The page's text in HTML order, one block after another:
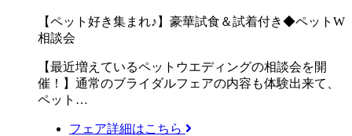
【ペット好き集まれ♪】豪華試食＆試着付き◆ペットW
相談会
【最近増えているペットウエディングの相談会を開
催！】通常のブライダルフェアの内容も体験出来て、
ペット…
フェア詳細はこちら